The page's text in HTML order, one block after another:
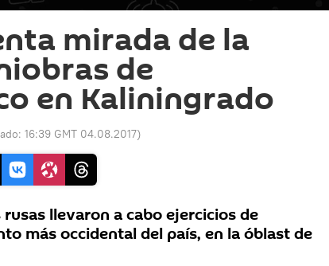
mirada de la
de
en Kaliningrado
16:39 GMT 04.08.2017)
llevaron a cabo ejercicios de
más occidental del país, en la óblast de